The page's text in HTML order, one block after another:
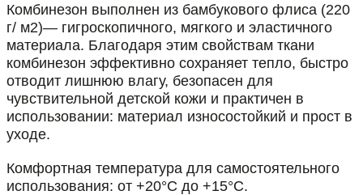
Комбинезон выполнен из бамбукового флиса (220
г/ м2)— гигроскопичного, мягкого и эластичного
материала. Благодаря этим свойствам ткани
комбинезон эффективно сохраняет тепло, быстро
отводит лишнюю влагу, безопасен для
чувствительной детской кожи и практичен в
использовании: материал износостойкий и прост в
уходе.
Комфортная температура для самостоятельного
использования: от +20°C до +15°C.